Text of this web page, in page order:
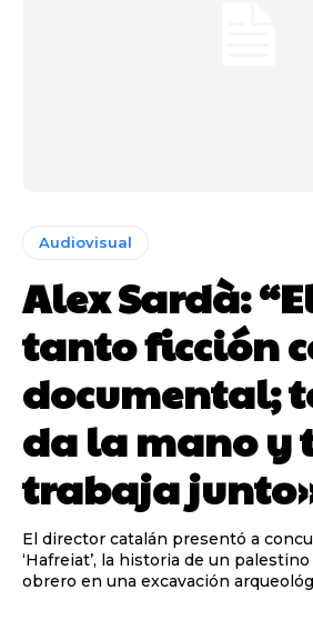
Audiovisual
Alex Sardà:
tanto ficción
documental;
da la mano y
trabaja
El director catalán presentó a
‘Hafreiat’, la historia de un